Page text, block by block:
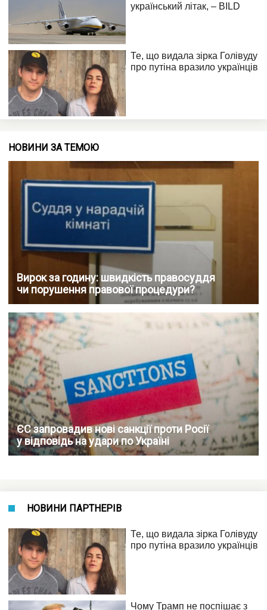
НОВИНИ ЗА ТЕМОЮ
Вирок за годину: швидкість правосуддя
чи порушення правової процедури?
ЄС запровадив нові санкції проти Росії
у відповідь на удари по Україні
НОВИНИ ПАРТНЕРІВ